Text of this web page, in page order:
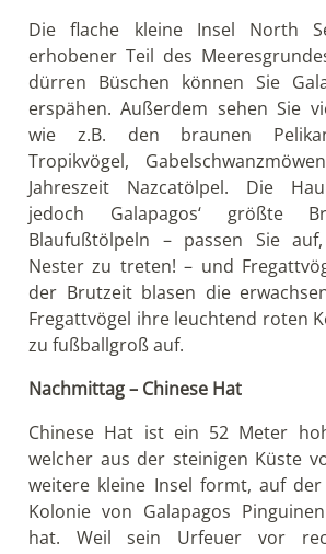
Die flache kleine Insel North
erhobener Teil des
dürren Büschen können Sie
erspähen. Außerdem sehen Sie
wie z.B. den braunen
Tropikvögel,
Jahreszeit Nazcatölpel. Die
jedoch Galapagos‘ größte
Blaufußtölpeln – passen Sie
Nester zu treten! – und
der Brutzeit blasen die
Fregattvögel ihre leuchtend roten
zu fußballgroß auf.
Nachmittag – Chinese Hat
Chinese Hat ist ein 52 Meter
welcher aus der steinigen Küste
weitere kleine Insel formt, auf
Kolonie von Galapagos
hat. Weil sein Urfeuer vor